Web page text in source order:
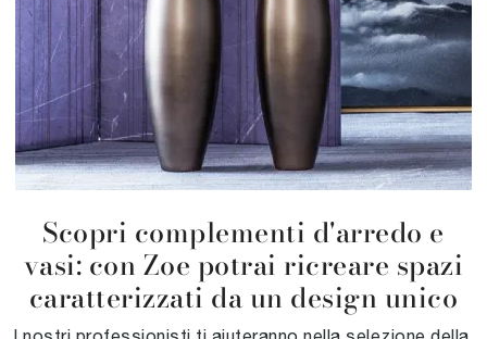
Scopri complementi d'arredo e
vasi: con Zoe potrai ricreare spazi
caratterizzati da un design unico